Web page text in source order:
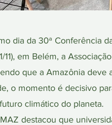
dia da 30ª Conferência
11), em Belém, a
que a Amazônia deve
o momento é decisivo
climático do planeta.
destacou que